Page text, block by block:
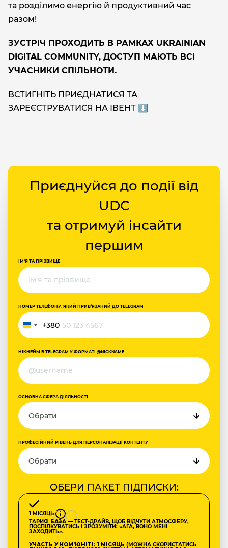
та розділимо енергію й продуктивний час
разом!
ЗУСТРІЧ ПРОХОДИТЬ В РАМКАХ UKRAINIAN
DIGITAL COMMUNITY, ДОСТУП МАЮТЬ ВСІ
УЧАСНИКИ СПІЛЬНОТИ.
ВСТИГНІТЬ ПРИЄДНАТИСЯ ТА
ЗАРЕЄСТРУВАТИСЯ НА ІВЕНТ ⬇️
Приєднуйся до події від
UDC
та отримуй інсайти
першим
ІМ‘Я ТА ПРІЗВИЩЕ
НОМЕР ТЕЛЕФОНУ, ЯКИЙ ПРИВ‘ЯЗАНИЙ ДО TELEGRAM
Україна
+380
+380
НІКНЕЙМ В TELEGRAM У ФОРМАТІ @NICKNAME
ОСНОВНА СФЕРА ДІЯЛЬНОСТІ
ПРОФЕСІЙНИЙ РІВЕНЬ ДЛЯ ПЕРСОНАЛІЗАЦІЇ КОНТЕНТУ
ОБЕРИ ПАКЕТ ПІДПИСКИ:
1 МІСЯЦЬ
ТАРИФ БАЗА— ТЕСТ-ДРАЙВ, ЩОБ ВІДЧУТИ АТМОСФЕРУ,
ПОСПІЛКУВАТИСЬ І ЗРОЗУМІТИ: «АГА, ВОНО МЕНІ
ЗАХОДИТЬ».
УЧАСТЬ У КОМʼЮНІТІ: 1 МІСЯЦЬ (МОЖНА СКОРИСТАТИСЬ